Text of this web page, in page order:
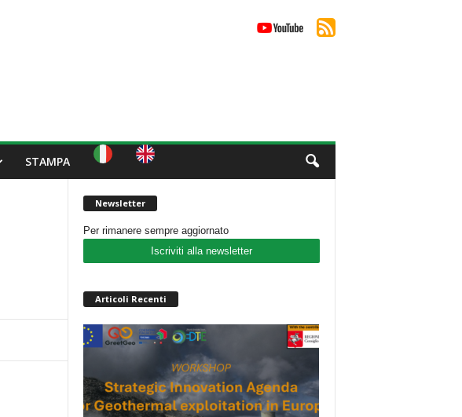
STAMPA
Newsletter
Per rimanere sempre aggiornato
Iscriviti alla newsletter
Articoli Recenti